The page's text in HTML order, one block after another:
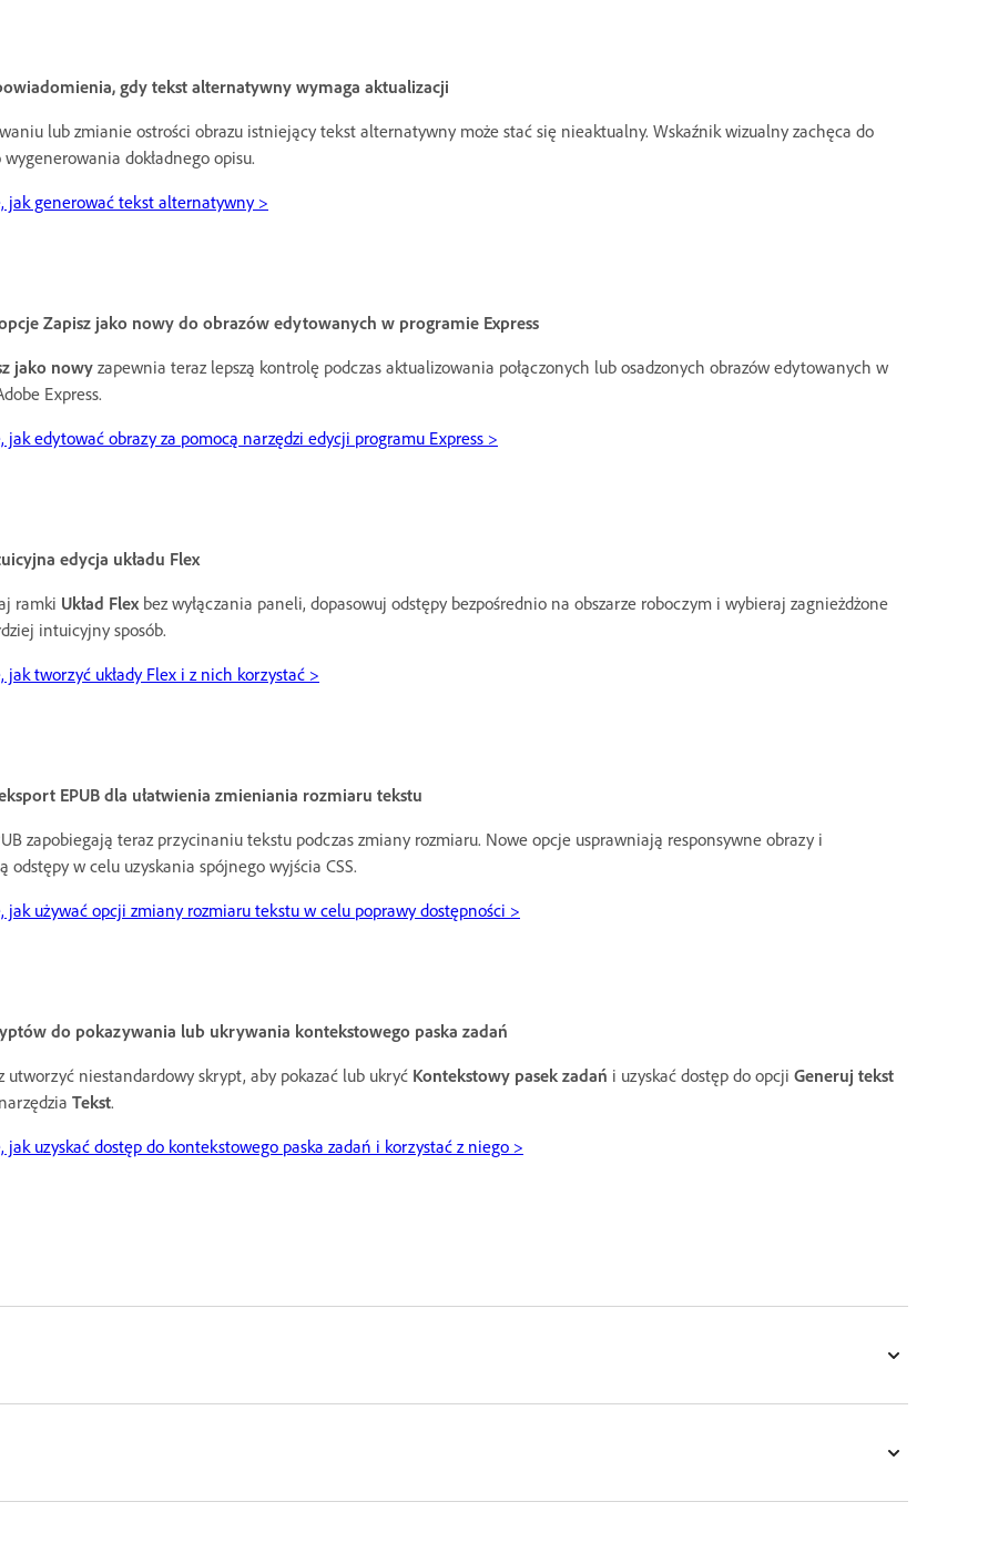
gdy tekst alternatywny wymaga aktualizacji
lub zmianie ostrości obrazu istniejący tekst alternatywny może stać się nieaktualny. Wskaźnik wizualny zachęca do
dokładnego opisu.
jak generować tekst alternatywny >
Zapisz jako nowy do obrazów edytowanych w programie Express
jako nowyzapewnia teraz lepszą kontrolę podczas aktualizowania połączonych lub osadzonych obrazów edytowanych w
Express.
jak edytować obrazy za pomocą narzędzi edycji programu Express >
edycja układu Flex
ramki Układ Flex bez wyłączania paneli, dopasowuj odstępy bezpośrednio na obszarze roboczym i wybieraj zagnieżdżone
intuicyjny sposób.
jak tworzyć układy Flex i z nich korzystać >
EPUB dla ułatwienia zmieniania rozmiaru tekstu
zapobiegają teraz przycinaniu tekstu podczas zmiany rozmiaru. Nowe opcje usprawniają responsywne obrazy i
odstępy w celu uzyskania spójnego wyjścia CSS.
jak używać opcji zmiany rozmiaru tekstu w celu poprawy dostępności >
do pokazywania lub ukrywania kontekstowego paska zadań
utworzyć niestandardowy skrypt, aby pokazać lub ukryć Kontekstowy pasek zadań i uzyskać dostęp do opcji Generuj tekst
Tekst.
jak uzyskać dostęp do kontekstowego paska zadań i korzystać z niego >